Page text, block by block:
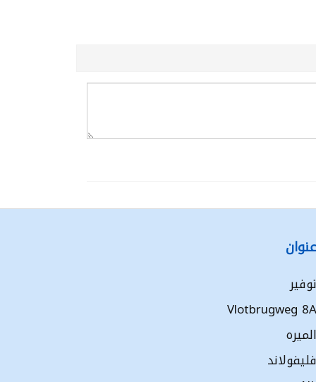
عنوان
توفير
Vlotbrugweg 8A
الميره
فليفولاند